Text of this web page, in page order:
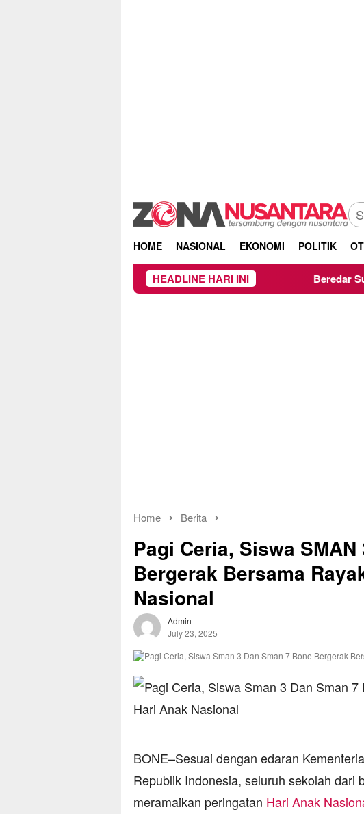
HOME NASIONAL EKONOMI POLITIK
HEADLINE HARI INIBeredar Surat Larangan
Home Berita
Pagi Ceria, Siswa
Bergerak Bersama
Nasional
Admin
July 23, 2025
BONE–Sesuai dengan edaran
Republik Indonesia, seluruh sekolah dari
meramaikan peringatan Hari Anak